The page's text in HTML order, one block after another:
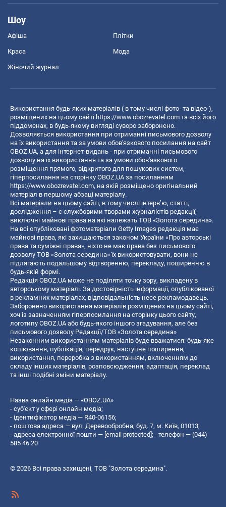
Шоу
Афіша Плітки
Краса Мода
Жіночий журнал
Використання будь-яких матеріалів ( в тому числі фото- та відео-),
розміщених на цьому сайті https://www.obozrevatel.com та всіх його
піддоменах, в будь-якому вигляді суворо заборонено.
Дозволяється використання при отриманні письмового дозволу
на їх використання та за умови обов'язкового посилання на сайт
OBOZ.UA, а для інтернет-видань - при отриманні письмового
дозволу на їх використання та за умови обов'язкового
розміщення прямого, відкритого для пошукових систем,
гіперпосилання на сторінку OBOZ.UA за посиланням
https://www.obozrevatel.com, на якій розміщено оригінальний
матеріал в першому абзаці матеріалу.
Всі матеріали на цьому сайті, в тому числі інтерв’ю, статті,
дослідження – є службовими творами журналістів редакції,
виключні майнові права на які належать ТОВ «Золота середина».
На всі опубліковані фотоматеріали Getty Images редакція має
майнові права, які захищаються законом України «Про авторські
права та суміжні права», ніхто не має права без письмового
дозволу ТОВ «Золота середина» їх використовувати, вони не
підлягають подальшому відтворенню, перекладу, поширенню в
будь-якій формі.
Редакція OBOZ.UA може не поділяти точку зору, викладену в
авторському матеріалі. За достовірність інформації, опублікованої
в рекламних матеріалах, відповідальність несе рекламодавець.
Заборонено використання матеріалів розміщених на цьому сайті,
хоч із зазначенням гіперпосилання на сторінку цього сайту,
логотипу OBOZ.UA або будь-якого іншого згадування, але без
письмового дозволу Редакції/ТОВ «Золота середина»
Незаконним використанням матеріалів буде вважатися: будь-яке
копiювання, публiкацiя, передрук, наступне поширення,
використання, переробка з використанням, включенням до
складу інших матеріалів, розповсюдження, адаптація, переклад
та інші подібні зміни матеріалу.
Назва онлайн медіа — «OBOZ.UA»
- суб'єкт у сфері онлайн медіа;
- ідентифікатор медіа — R40-06156;
- поштова адреса — вул. Деревообробна, буд. 7, м. Київ, 01013;
- адреса електронної пошти — [email protected] ; - телефон — (044)
585 46 20
© 2026 Всі права захищені, ТОВ "Золота середина".